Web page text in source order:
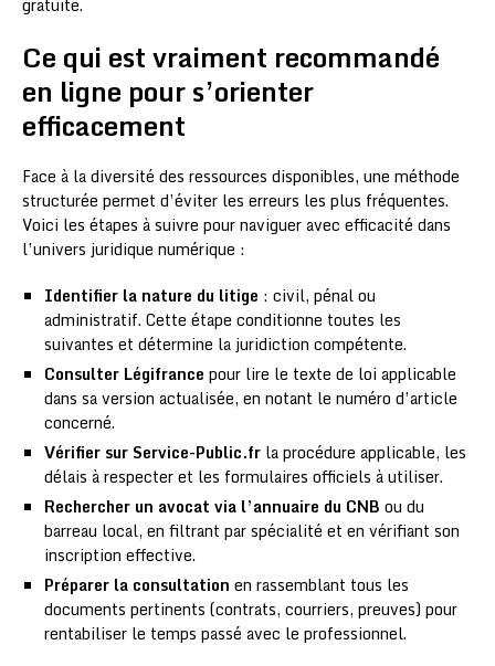
gratuite.
Ce qui est vraiment recommandé
en ligne pour s’orienter
efficacement
Face à la diversité des ressources disponibles, une méthode
structurée permet d’éviter les erreurs les plus fréquentes.
Voici les étapes à suivre pour naviguer avec efficacité dans
l’univers juridique numérique :
Identifier la nature du litige : civil, pénal ou
administratif. Cette étape conditionne toutes les
suivantes et détermine la juridiction compétente.
Consulter Légifrance pour lire le texte de loi applicable
dans sa version actualisée, en notant le numéro d’article
concerné.
Vérifier sur Service-Public.fr la procédure applicable, les
délais à respecter et les formulaires officiels à utiliser.
Rechercher un avocat via l’annuaire du CNB ou du
barreau local, en filtrant par spécialité et en vérifiant son
inscription effective.
Préparer la consultation en rassemblant tous les
documents pertinents (contrats, courriers, preuves) pour
rentabiliser le temps passé avec le professionnel.